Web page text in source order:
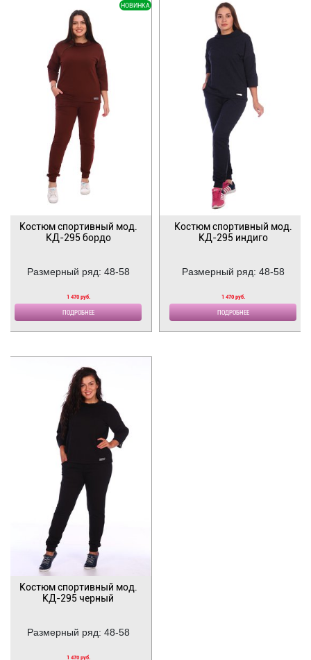
НОВИНКА
Костюм спортивный мод.
КД-295 бордо
Размерный ряд: 48-58
1 470 руб.
ПОДРОБНЕЕ
Костюм спортивный мод.
КД-295 индиго
Размерный ряд: 48-58
1 470 руб.
ПОДРОБНЕЕ
Костюм спортивный мод.
КД-295 черный
Размерный ряд: 48-58
1 470 руб.